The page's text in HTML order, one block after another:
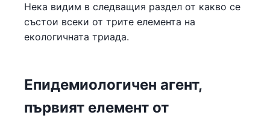
Нека видим в следващия раздел от какво се
състои всеки от трите елемента на
екологичната триада.
Епидемиологичен агент,
първият елемент от